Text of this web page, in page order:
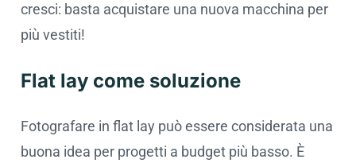
cresci: basta acquistare una nuova macchina per
più vestiti!
Flat lay come soluzione
Fotografare in flat lay può essere considerata una
buona idea per progetti a budget più basso. È